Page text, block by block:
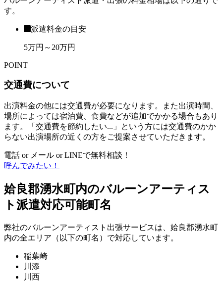
す。
派遣料金の目安
5万円～20万円
POINT
交通費について
出演料金の他には交通費が必要になります。また出演時間、
場所によっては宿泊費、食費などが追加でかかる場合もあり
ます。「交通費を節約したい...」という方には交通費のかか
らない出演場所の近くの方をご提案させていただきます。
電話 or メール or LINEで無料相談！
呼んでみたい！
姶良郡湧水町内のバルーンアーティス
ト派遣対応可能町名
弊社のバルーンアーティスト出張サービスは、姶良郡湧水町
内の全エリア（以下の町名）で対応しています。
稲葉崎
川添
川西